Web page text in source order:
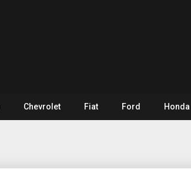
Chevrolet Fiat Ford Honda